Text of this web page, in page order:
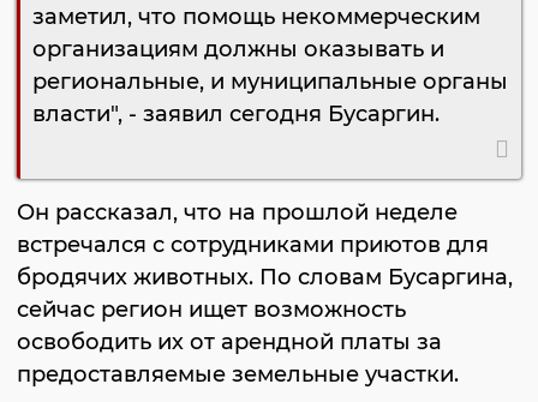
заметил, что помощь некоммерческим
организациям должны оказывать и
региональные, и муниципальные органы
власти", - заявил сегодня Бусаргин.
Он рассказал, что на прошлой неделе
встречался с сотрудниками приютов для
бродячих животных. По словам Бусаргина,
сейчас регион ищет возможность
освободить их от арендной платы за
предоставляемые земельные участки.